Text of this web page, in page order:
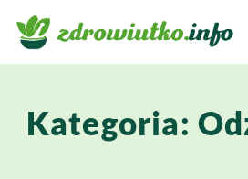
Kategoria: